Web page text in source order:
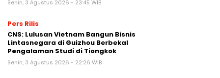
Senin, 3 Agustus 2026 - 23:45 WIB
Pers Rilis
CNS: Lulusan Vietnam Bangun Bisnis
Lintasnegara di Guizhou Berbekal
Pengalaman Studi di Tiongkok
Senin, 3 Agustus 2026 - 22:26 WIB